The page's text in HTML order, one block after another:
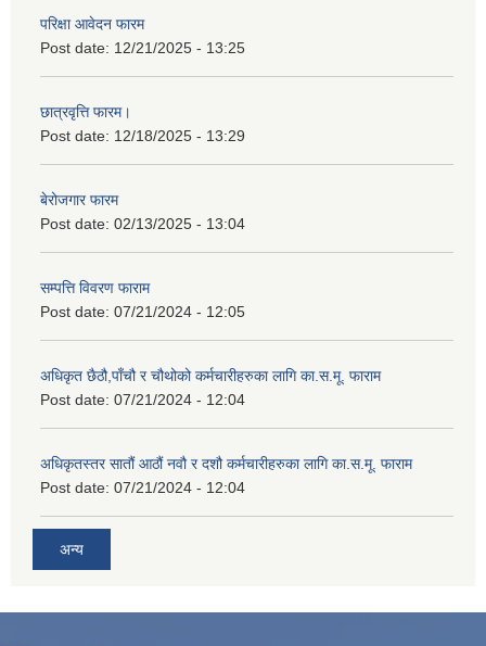
परिक्षा आवेदन फारम
Post date: 12/21/2025 - 13:25
छात्रवृत्ति फारम।
Post date: 12/18/2025 - 13:29
बेरोजगार फारम
Post date: 02/13/2025 - 13:04
सम्पत्ति विवरण फाराम
Post date: 07/21/2024 - 12:05
अधिकृत छैठौ,पाँचौ र चौथोको कर्मचारीहरुका लागि का.स.मू. फाराम
Post date: 07/21/2024 - 12:04
अधिकृतस्तर सातौं आठौं नवौ र दशौ कर्मचारीहरुका लागि का.स.मू. फाराम
Post date: 07/21/2024 - 12:04
अन्य